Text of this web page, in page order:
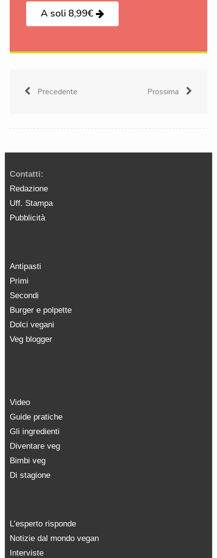
A soli 8,99€
Precedente Prossima
Contatti:
Redazione
Uff. Stampa
Pubblicità
Antipasti
Primi
Secondi
Burger e polpette
Dolci vegani
Veg blogger
Video
Guide pratiche
Gli ingredienti
Diventare veg
Bimbi veg
Di stagione
L’esperto risponde
Notizie dal mondo vegan
Interviste